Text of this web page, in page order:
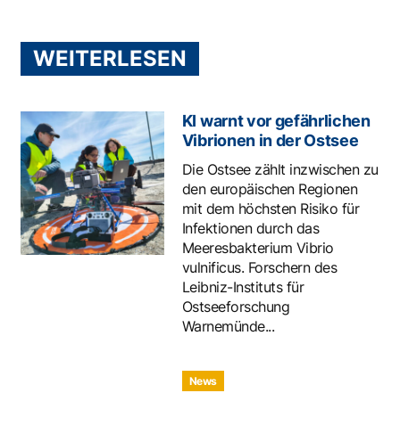
WEITERLESEN
KI warnt vor gefährlichen
Vibrionen in der Ostsee
Die Ostsee zählt inzwischen zu
den europäischen Regionen
mit dem höchsten Risiko für
Infektionen durch das
Meeresbakterium Vibrio
vulnificus. Forschern des
Leibniz-Instituts für
Ostseeforschung
Warnemünde...
News